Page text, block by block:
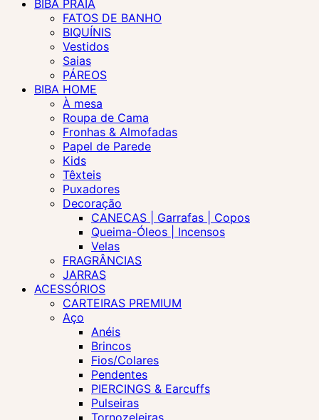
BIBA PRAIA
FATOS DE BANHO
BIQUÍNIS
Vestidos
Saias
PÁREOS
BIBA HOME
À mesa
Roupa de Cama
Fronhas & Almofadas
Papel de Parede
Kids
Têxteis
Puxadores
Decoração
CANECAS | Garrafas | Copos
Queima-Óleos | Incensos
Velas
FRAGRÂNCIAS
JARRAS
ACESSÓRIOS
CARTEIRAS PREMIUM
Aço
Anéis
Brincos
Fios/Colares
Pendentes
PIERCINGS & Earcuffs
Pulseiras
Tornozeleiras